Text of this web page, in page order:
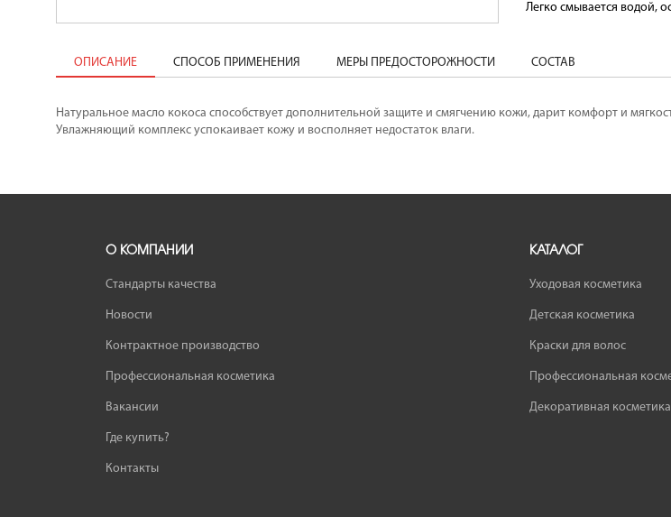
Легко смывается водой,
ОПИСАНИЕ СПОСОБ ПРИМЕНЕНИЯ МЕРЫ ПРЕДОСТОРОЖНОСТИ СОСТАВ
Hатуральное масло кокоса способствует дополнительной защите и смягчению кожи, дарит комфорт и
Увлажняющий комплекс успокаивает кожу и восполняет недостаток влаги.
О КОМПАНИИ
Стандарты качества
Новости
Контрактное производство
Профессиональная косметика
Вакансии
Где купить?
Контакты
КАТАЛОГ
Уходовая косметика
Детская косметика
Краски для волос
Профессиональная
Декоративная косметика